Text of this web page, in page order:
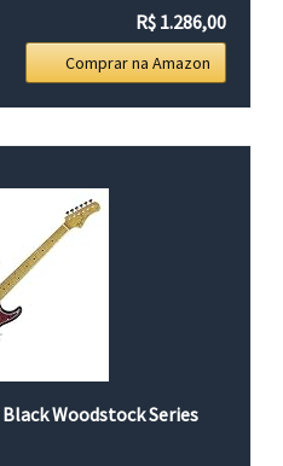
R$ 1.286,00
Comprar na Amazon
Woodstock Series